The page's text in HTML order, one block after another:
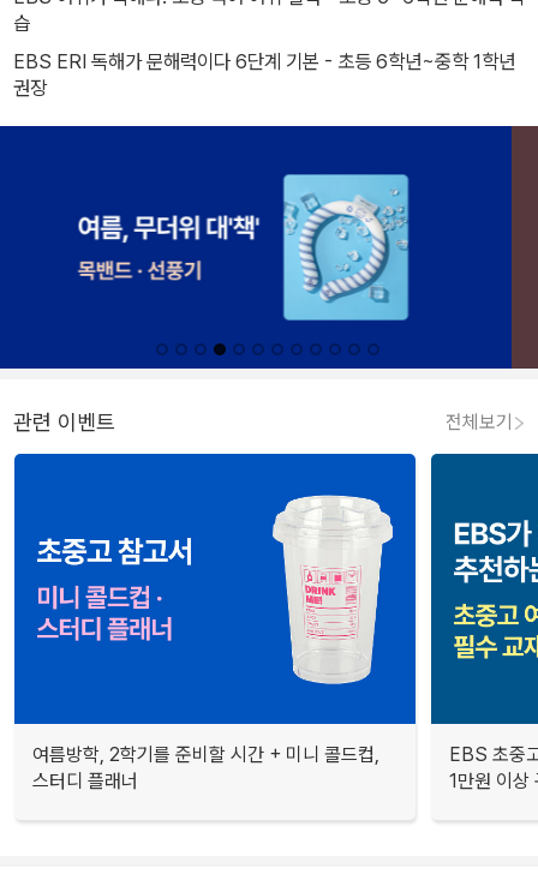
습
EBS ERI 독해가 문해력이다 6단계 기본 - 초등 6학년~중학 1학년
권장
관련 이벤트 전체보기
여름방학, 2학기를 준비할 시간 + 미니 콜드컵,
스터디 플래너
EBS 초중
1만원 이상